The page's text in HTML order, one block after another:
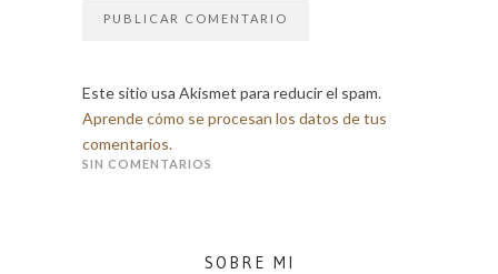
Este sitio usa Akismet para reducir el spam.
Aprende cómo se procesan los datos de tus
comentarios.
SIN COMENTARIOS
SOBRE MI